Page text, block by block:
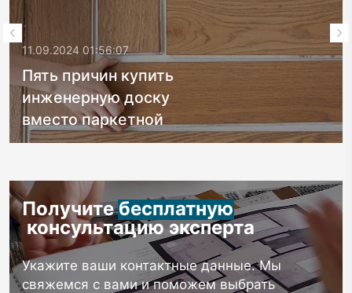
11.09.2024 01:56:07
Пять причин купить
инженерную доску
вместо паркетной
Получитебесплатную
консультацию эксперта
Укажите ваши контактные данные. Мы
свяжемся с вами и поможем выбрать